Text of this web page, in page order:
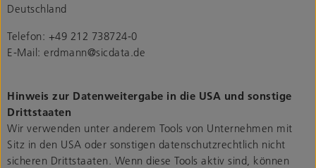
Deutschland
Telefon: +49 212 738724-0
E-Mail: erdmann@sicdata.de
Hinweis zur Datenweitergabe in die USA und sonstige
Drittstaaten
Wir verwenden unter anderem Tools von Unternehmen mit
Sitz in den USA oder sonstigen datenschutzrechtlich nicht
sicheren Drittstaaten. Wenn diese Tools aktiv sind, können